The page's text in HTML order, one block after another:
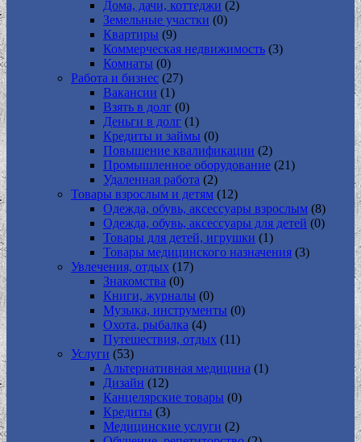
Дома, дачи, коттеджи (2)
Земельные участки (0)
Квартиры (9)
Коммерческая недвижимость (3)
Комнаты (0)
Работа и бизнес (27)
Вакансии (1)
Взять в долг (0)
Деньги в долг (1)
Кредиты и займы (0)
Повышение квалификации (2)
Промышленное оборудование (21)
Удаленная работа (2)
Товары взрослым и детям (12)
Одежда, обувь, аксессуары взрослым (8)
Одежда, обувь, аксессуары для детей (0)
Товары для детей, игрушки (1)
Товары медицинского назначения (3)
Увлечения, отдых (17)
Знакомства (0)
Книги, журналы (0)
Музыка, инструменты (0)
Охота, рыбалка (4)
Путешествия, отдых (11)
Услуги (53)
Альтернативная медицина (1)
Дизайн (12)
Канцелярские товары (0)
Кредиты (3)
Медицинские услуги (2)